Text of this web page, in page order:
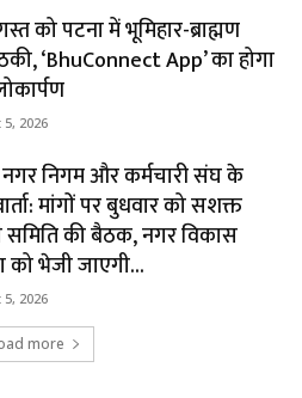
को पटना में भूमिहार-ब्राह्मण
‘BhuConnect App’ का होगा
2026
निगम और कर्मचारी संघ के
मांगों पर बुधवार को सशक्त
समिति की बैठक, नगर विकास
को भेजी जाएगी...
2026
more